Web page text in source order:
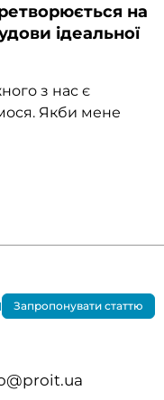
на
ідеальної
з нас є
Якби мене
Запропонувати статтю